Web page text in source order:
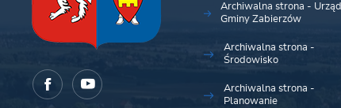
Archiwalna strona - Urząd
Gminy Zabierzów
Archiwalna strona -
Środowisko
Archiwalna strona -
Planowanie